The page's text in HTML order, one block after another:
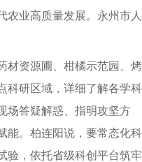
农业高质量发展。永州市人
材资源圃、柑橘示范园、烤
科研区域，详细了解各学科
场答疑解惑、指明攻坚方
能。柏连阳说，要常态化科
验，依托省级科创平台筑牢